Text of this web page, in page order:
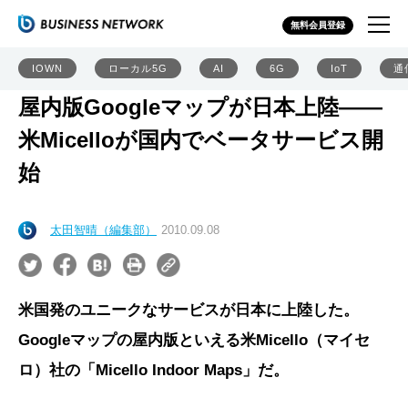
無料会員登録
IOWN ローカル5G AI 6G IoT 通
屋内版Googleマップが日本上陸――
米Micelloが国内でベータサービス開
始
太田智晴（編集部） 2010.09.08
米国発のユニークなサービスが日本に上陸した。
Googleマップの屋内版といえる米Micello（マイセ
ロ）社の「Micello Indoor Maps」だ。